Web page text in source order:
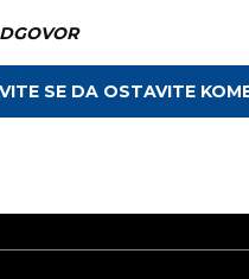
SE DA OSTAVITE